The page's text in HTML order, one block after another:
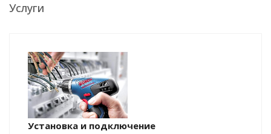
Услуги
Установка и подключение